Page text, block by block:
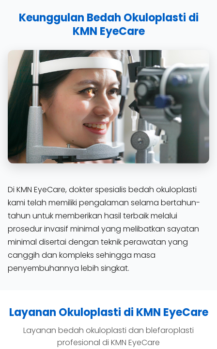
Keunggulan Bedah Okuloplasti di
KMN EyeCare
Di KMN EyeCare, dokter spesialis bedah okuloplasti
kami telah memiliki pengalaman selama bertahun-
tahun untuk memberikan hasil terbaik melalui
prosedur invasif minimal yang melibatkan sayatan
minimal disertai dengan teknik perawatan yang
canggih dan kompleks sehingga masa
penyembuhannya lebih singkat.
Layanan Okuloplasti di KMN EyeCare
Layanan bedah okuloplasti dan blefaroplasti
profesional di KMN EyeCare